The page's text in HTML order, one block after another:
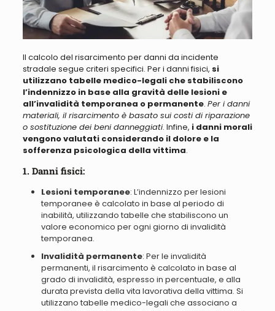
Il calcolo del risarcimento per danni da incidente
stradale segue criteri specifici. Per i danni fisici, si
utilizzano tabelle medico-legali che stabiliscono
l’indennizzo in base alla gravità delle lesioni e
all’invalidità temporanea o permanente. Per i danni
materiali, il risarcimento è basato sui costi di riparazione
o sostituzione dei beni danneggiati. Infine, i danni morali
vengono valutati considerando il dolore e la
sofferenza psicologica della vittima.
1. Danni fisici:
Lesioni temporanee: L’indennizzo per lesioni
temporanee è calcolato in base al periodo di
inabilità, utilizzando tabelle che stabiliscono un
valore economico per ogni giorno di invalidità
temporanea.
Invalidità permanente: Per le invalidità
permanenti, il risarcimento è calcolato in base al
grado di invalidità, espresso in percentuale, e alla
durata prevista della vita lavorativa della vittima. Si
utilizzano tabelle medico-legali che associano a